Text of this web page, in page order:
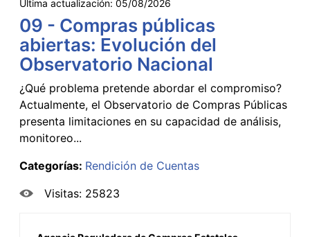
Última actualización: 05/08/2026
09 - Compras públicas
abiertas: Evolución del
Observatorio Nacional
¿Qué problema pretende abordar el compromiso?
Actualmente, el Observatorio de Compras Públicas
presenta limitaciones en su capacidad de análisis,
monitoreo...
Categorías: Rendición de Cuentas
Visitas: 25823